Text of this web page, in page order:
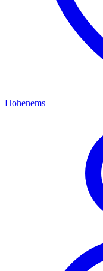
Hohenems